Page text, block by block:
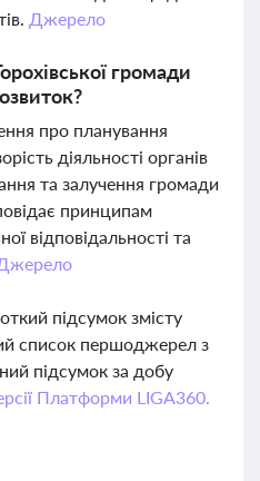
Джерело
громади
про планування
діяльності органів
та залучення громади
принципам
відповідальності та
підсумок змісту
список першоджерел з
підсумок за добу
Платформи LIGA360.